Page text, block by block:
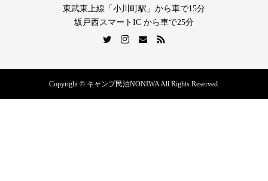
東武東上線「小川町駅」から車で15分
坂戸西スマートIC から車で25分
Copyright © キャンプ民泊NONIWA All Rights Reserved.